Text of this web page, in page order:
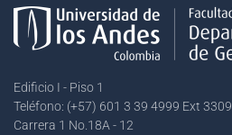
Edificio I - Piso 1
Teléfono: (+57) 601 3 39 4999 Ext 3309
Carrera 1 No.18A - 12